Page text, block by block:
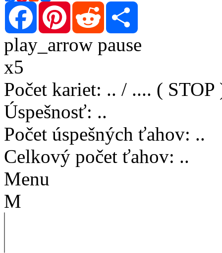
Facebook
Pinterest Reddit
play_arrow pause
x5
Počet kariet: .. / .... ( STOP
Úspešnosť: ..
Počet úspešných ťahov: ..
Celkový počet ťahov: ..
Menu
M